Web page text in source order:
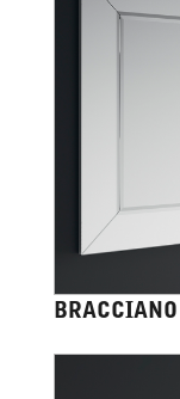
BRACCIANO